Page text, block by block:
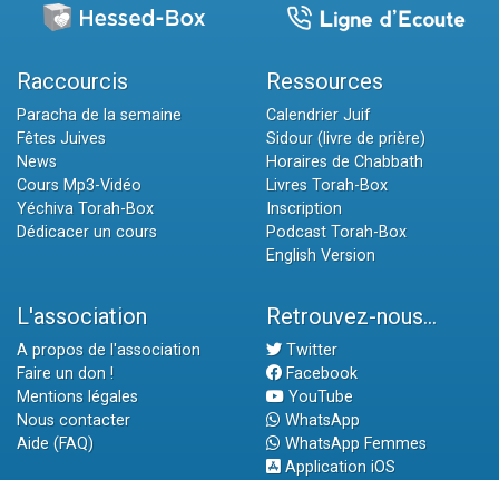
Raccourcis
Paracha de la semaine
Fêtes Juives
News
Cours Mp3-Vidéo
Yéchiva Torah-Box
Dédicacer un cours
Ressources
Calendrier Juif
Sidour (livre de prière)
Horaires de Chabbath
Livres Torah-Box
Inscription
Podcast Torah-Box
English Version
L'association
A propos de l'association
Faire un don !
Mentions légales
Nous contacter
Aide (FAQ)
Retrouvez-nous...
Twitter
Facebook
YouTube
WhatsApp
WhatsApp Femmes
Application iOS